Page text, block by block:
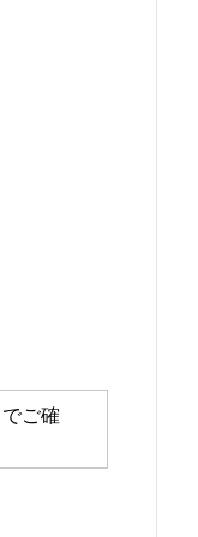
でご確